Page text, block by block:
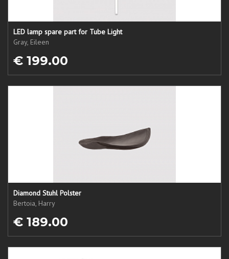
LED lamp spare part for Tube Light
Gray, Eileen
€ 199.00
Diamond Stuhl Polster
Bertoia, Harry
€ 189.00